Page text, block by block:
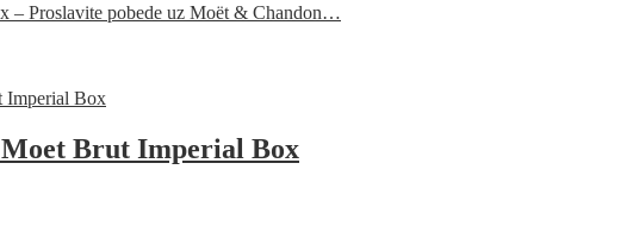
– Proslavite pobede uz Moët & Chandon…
Brut Imperial Box